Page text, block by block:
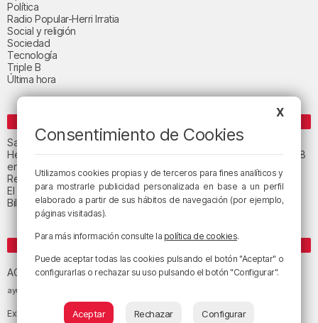
Política
Radio Popular-Herri Irratia
Social y religión
Sociedad
Tecnología
Triple B
Última hora
San Juan de Gaztelugatxe cerrará el día del eclipse
Heridas dos personas en un accidente entre tres vehículos en la A8
en Muskiz
Recuperado el cuerpo sin vida de una mujer en la ría de Bilbao
El tiempo este jueves en Bizkaia: cielo muy nuboso
Bilbao celebra el 27 de agosto el «Día de las Personas Mayores»
ETIQUETAS
ACB Athletic Club Athletic Club de Bilbao
ayuntamiento de Bilbao
Exhibition Center) BilbaoBilbao BasketBizkaia
X
Consentimiento de Cookies
Utilizamos cookies propias y de terceros para fines analíticos y
para mostrarle publicidad personalizada en base a un perfil
elaborado a partir de sus hábitos de navegación (por ejemplo,
páginas visitadas).
Para más información consulte la política de cookies.
Puede aceptar todas las cookies pulsando el botón "Aceptar" o
configurarlas o rechazar su uso pulsando el botón "Configurar".
Aceptar Rechazar Configurar